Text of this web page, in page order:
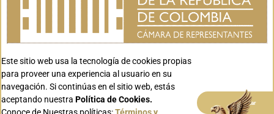
X_@CamaraColombia
Youtube_@CamaraColombia
Youtube_@CanalCongreso
Este sitio web usa la tecnología de cookies propias
para proveer una experiencia al usuario en su
navegación. Si continúas en el sitio web, estás
aceptando nuestra Política de Cookies.
Aceptar